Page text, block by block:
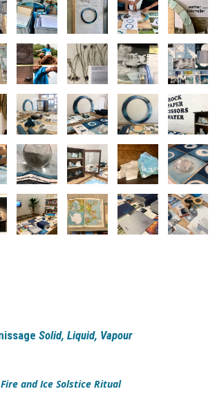
Solid, Liquid, Vapour
Fire and Ice Solstice Ritual